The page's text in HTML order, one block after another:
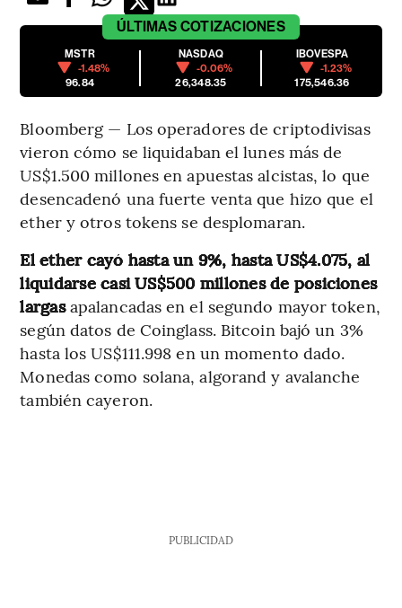
ÚLTIMAS COTIZACIONES
MSTR
-1.48%
96.84
NASDAQ
-0.06%
26,348.35
IBOVESPA
-1.23%
175,546.36
Bloomberg — Los operadores de criptodivisas
vieron cómo se liquidaban el lunes más de
US$1.500 millones en apuestas alcistas, lo que
desencadenó una fuerte venta que hizo que el
ether y otros tokens se desplomaran.
El ether cayó hasta un 9%, hasta US$4.075, al
liquidarse casi US$500 millones de posiciones
largasapalancadas en el segundo mayor token,
según datos de Coinglass. Bitcoin bajó un 3%
hasta los US$111.998 en un momento dado.
Monedas como solana, algorand y avalanche
también cayeron.
PUBLICIDAD